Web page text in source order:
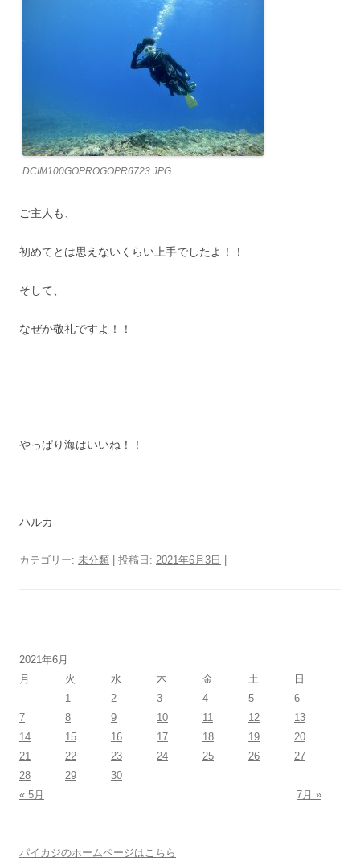
DCIM100GOPROGOPR6723.JPG
ご主人も、
初めてとは思えないくらい上手でしたよ！！
そして、
なぜか敬礼ですよ！！
やっぱり海はいいね！！
ハルカ
カテゴリー: 未分類 | 投稿日: 2021年6月3日
2021年6月
月
火 水 木 金 土
日
1
2 3 4 5
6
7
8 9 10 11 12
13
14
15 16 17 18 19
20
21
22 23 24 25 26
27
28
29
30
« 5月
7月 »
パイカジのホームページはこちら